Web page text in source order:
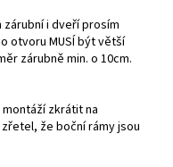
i dveří prosím
otvoru MUSÍ být větší
zárubně min. o 10cm.
zkrátit na
že boční rámy jsou